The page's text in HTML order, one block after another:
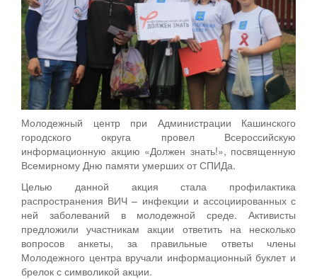
Молодежный центр при Администрации Кашинского
городского округа провел Всероссийскую
информационную акцию «Должен знать!», посвященную
Всемирному Дню памяти умерших от СПИДа.
Целью данной акция стала профилактика
распространения ВИЧ – инфекции и ассоциированных с
ней заболеваний в молодежной среде. Активисты
предложили участникам акции ответить на несколько
вопросов анкеты, за правильные ответы члены
Молодежного центра вручали информационный буклет и
брелок с символикой акции.